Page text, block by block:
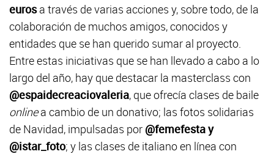
eurosa través de varias acciones y, sobre todo, de la
colaboración de muchos amigos, conocidos y
entidades que se han querido sumar al proyecto.
Entre estas iniciativas que se han llevado a cabo a lo
largo del año, hay que destacar la masterclass con
@espaidecreaciovaleria, que ofrecía clases de baile
onlinea cambio de un donativo; las fotos solidarias
de Navidad, impulsadas por @femefesta y
@istar_foto; y las clases de italiano en línea con